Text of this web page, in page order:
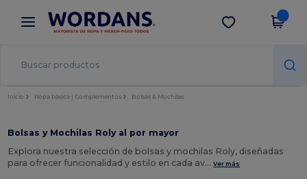
× App de Wordans
¡Mejores precios en app!
Descargar app
Inicio Ropa básica | Complementos Bolsas & Mochilas
Bolsas y Mochilas Roly al por mayor
Explora nuestra selección de bolsas y mochilas Roly, diseñadas
para ofrecer funcionalidad y estilo en cada av…Ver más